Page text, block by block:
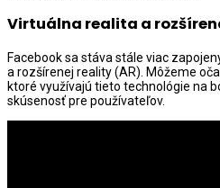
Virtuálna realita a
Facebook sa stáva stále viac
a rozšírenej reality (AR). Môžeme
ktoré využívajú tieto technológie na
skúsenosť pre používateľov.